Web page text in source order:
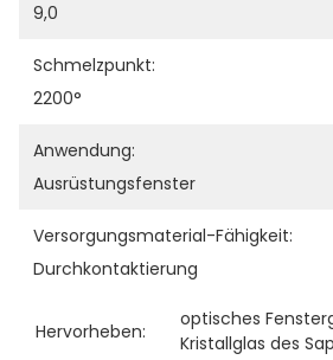
9,0
Schmelzpunkt:
2200°
Anwendung:
Ausrüstungsfenster
Versorgungsmaterial-Fähigkeit:
Durchkontaktierung
Hervorheben:
optisches
Kristallglas des